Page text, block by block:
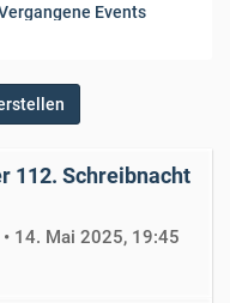
Events
112. Schreibnacht
• 14. Mai 2025, 19:45